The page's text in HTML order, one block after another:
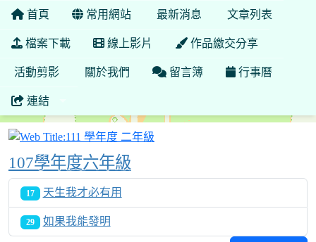
首頁 常用網站 最新消息 文章列表
檔案下載 線上影片 作品繳交分享
活動剪影 關於我們 留言簿 行事曆
連結
107學年度六年級
17 天生我才必有用
29 如果我能發明